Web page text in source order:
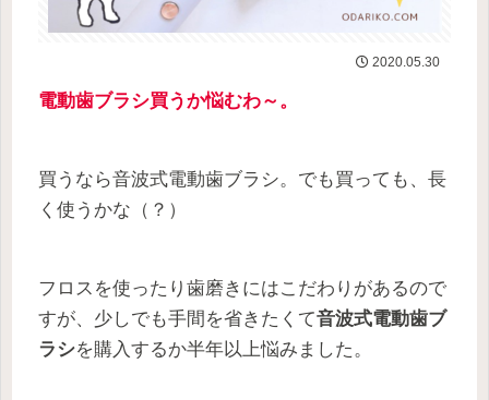
2020.05.30
電動歯ブラシ買うか悩むわ～。
買うなら音波式電動歯ブラシ。でも買っても、長
く使うかな（？）
フロスを使ったり歯磨きにはこだわりがあるので
すが、少しでも手間を省きたくて音波式電動歯ブ
ラシを購入するか半年以上悩みました。